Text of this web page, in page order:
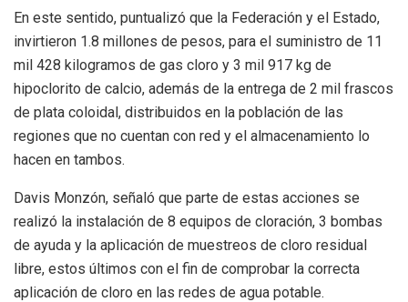
En este sentido, puntualizó que la Federación y el Estado,
invirtieron 1.8 millones de pesos, para el suministro de 11
mil 428 kilogramos de gas cloro y 3 mil 917 kg de
hipoclorito de calcio, además de la entrega de 2 mil frascos
de plata coloidal, distribuidos en la población de las
regiones que no cuentan con red y el almacenamiento lo
hacen en tambos.
Davis Monzón, señaló que parte de estas acciones se
realizó la instalación de 8 equipos de cloración, 3 bombas
de ayuda y la aplicación de muestreos de cloro residual
libre, estos últimos con el fin de comprobar la correcta
aplicación de cloro en las redes de agua potable.